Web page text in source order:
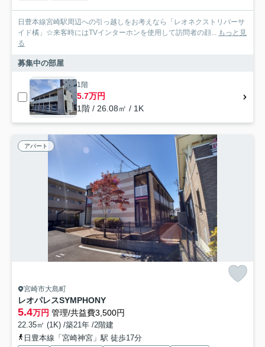
日豊本線宮崎駅周辺への引っ越しをお考えなら「レオネクストリバーサ
イド橘」☆来客時にはTVインターホンを使用して訪問者の顔... もっと見
る
募集中の部屋
1階
5.7万円
1階 / 26.08㎡ / 1K
アパート
宮崎市大島町
レオパレスSYMPHONY
5.4万円 管理/共益費3,500円
22.35㎡ (1K) /築21年 /2階建
日豊本線「宮崎神宮」駅 徒歩17分